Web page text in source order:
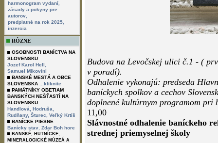
harmonogram vydaní
zásady a pokyny pre
autorov
predplatné na rok 2025
inzercia
RÔZNE
OSOBNOSTI BANÍCTVA NA
SLOVENSKU
Jozef Karol Hell
Samuel Mikovíni
BANSKÉ MESTÁ A OBCE
SLOVENSKA
...kliknite
PAMÄTNÍKY OBETIAM
BANSKÝCH NEŠŤASTÍ NA
SLOVENSKU
Handlová,
Hodruša,
Rudňany, Šturec,
Veľký Krtíš
BANÍCKE PIESNE
Banícky stav Zdar Boh hore
BANSKÉ, HUTNÍCKE,
MINERALOGICKÉ MÚZEÁ A
Budova na Levočskej ulici č.1 - (
v poradí).
Odhalenie vykonajú: predseda
baníckych spolkov a cechov
doplnené kultúrnym programom pri
11,00
Slávnostné odhalenie baníckeho
strednej priemyselnej školy